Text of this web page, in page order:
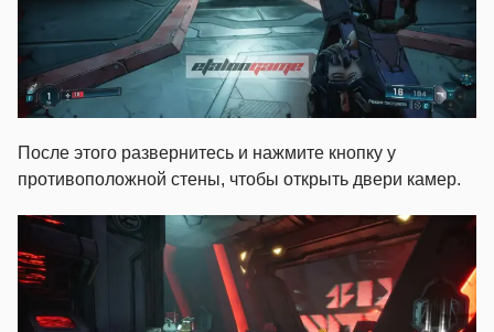
После этого развернитесь и нажмите кнопку у
противоположной стены, чтобы открыть двери камер.